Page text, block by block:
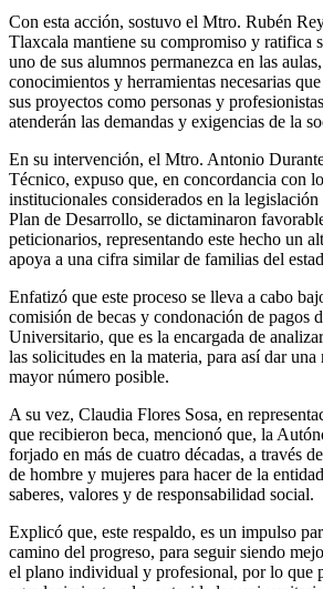
Con esta acción, sostuvo el Mtro. Rubén
Tlaxcala mantiene su compromiso y ratifica
uno de sus alumnos permanezca en las
conocimientos y herramientas necesarias
sus proyectos como personas y
atenderán las demandas y exigencias de la
En su intervención, el Mtro. Antonio
Técnico, expuso que, en concordancia con
institucionales considerados en la
Plan de Desarrollo, se dictaminaron
peticionarios, representando este hecho un
apoya a una cifra similar de familias del
Enfatizó que este proceso se lleva a cabo
comisión de becas y condonación de pagos
Universitario, que es la encargada de
las solicitudes en la materia, para así dar una
mayor número posible.
A su vez, Claudia Flores Sosa, en
que recibieron beca, mencionó que, la
forjado en más de cuatro décadas, a través
de hombre y mujeres para hacer de la
saberes, valores y de responsabilidad social.
Explicó que, este respaldo, es un impulso
camino del progreso, para seguir siendo
el plano individual y profesional, por lo que